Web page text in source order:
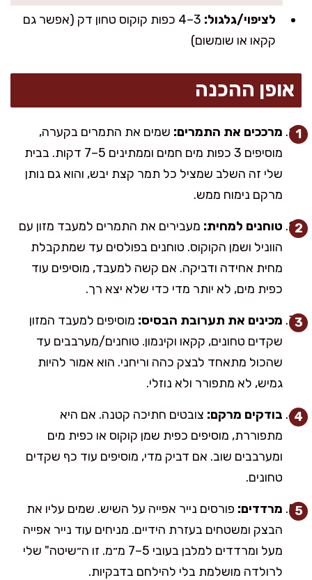
לציפוי/גלגול:
3–4 כפות קוקוס טחון דק (אפשר גם
קקאו או שומשום)
אופן ההכנה
מרככים את התמרים: שמים את התמרים בקערה,
מוסיפים 3 כפות מים חמים וממתינים 5–7 דקות. בבית
שלי זה השלב שמציל כל תמר קצת יבש, והוא גם נותן
מרקם נימוח ממש.
טוחנים למחית: מעבירים את התמרים למעבד מזון עם
הווניל ושמן הקוקוס. טוחנים בפולסים עד שמתקבלת
מחית אחידה ודביקה. אם קשה למעבד, מוסיפים עוד
כפית מים, לא יותר מדי כדי שלא יצא רך.
מכינים את תערובת הבסיס: מוסיפים למעבד המזון
שקדים טחונים, קקאו וקינמון. טוחנים/מערבבים עד
שהכול מתאחד לבצק כהה וריחני. הוא אמור להיות
גמיש, לא מתפורר ולא נוזלי.
בודקים מרקם: צובטים חתיכה קטנה. אם היא
מתפוררת, מוסיפים כפית שמן קוקוס או כפית מים
ומערבבים שוב. אם דביק מדי, מוסיפים עוד כף שקדים
טחונים.
מרדדים: פורסים נייר אפייה על השיש. שמים עליו את
הבצק ומשטחים בעזרת הידיים. מניחים עוד נייר אפייה
מעל ומרדדים למלבן בעובי 5–7 מ״מ. זו ה״שיטה" שלי
לרולדה מושלמת בלי להילחם בדבקיות.